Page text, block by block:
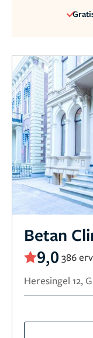
Betan
9,0 386
Heresingel 12,